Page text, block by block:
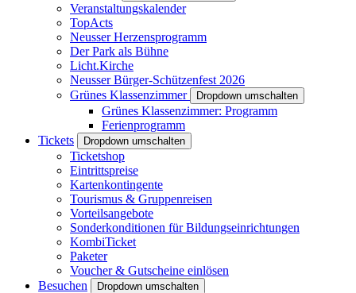
Veranstaltungskalender
TopActs
Neusser Herzensprogramm
Der Park als Bühne
Licht.Kirche
Neusser Bürger-Schützenfest 2026
Grünes Klassenzimmer
Dropdown umschalten
Grünes Klassenzimmer: Programm
Ferienprogramm
Tickets
Dropdown umschalten
Ticketshop
Eintrittspreise
Kartenkontingente
Tourismus & Gruppenreisen
Vorteilsangebote
Sonderkonditionen für Bildungseinrichtungen
KombiTicket
Paketer
Voucher & Gutscheine einlösen
Besuchen
Dropdown umschalten